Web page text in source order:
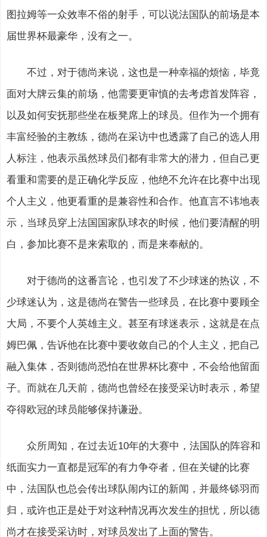
图拉姆等一众效率不俗的射手，可以说法国队的前场是本
届世界杯最豪华，没有之一。
不过，对于德尚来说，这也是一种幸福的烦恼，毕竟
面对大牌云集的前场，他需要更审慎的去考虑首发阵容，
以及如何安抚那些坐在板凳席上的球员。但作为一个拥有
丰富经验的主教练，德尚在采访中也透露了自己的选人用
人标注，他表示虽然球员们都有非常大的潜力，但自己更
看重和需要的是正确化学反应，他绝不允许在比赛中出现
个人主义，他更看重的是兼容性和合作。他直言不讳地表
示，当球员穿上法国国家队球衣的时候，他们要清醒的明
白，参加比赛不是来索取的，而是来奉献的。
对于德尚的这番言论，也引发了不少球迷的热议，不
少球迷认为，这是德尚在警告一些球员，在比赛中要顾全
大局，不要个人英雄主义。甚至有球迷表示，这就是在点
姆巴佩，告诉他在比赛中要收敛自己的个人主义，把自己
融入集体，否则德尚恐怕在世界杯比赛中，不会给他留面
子。而就在几天前，德尚也曾经在接受采访时表示，希望
夺得欧冠的球员能够保持谦逊。
众所周知，在过去近10年的大赛中，法国队的阵容和
纸面实力一直都是冠军的有力争夺者，但在关键的比赛
中，法国队也总会传出球队闹内讧的新闻，并最终铩羽而
归，或许也正是处于对这种情况再次发生的担忧，所以德
尚才在接受采访时，对球员发出了上面的警告。